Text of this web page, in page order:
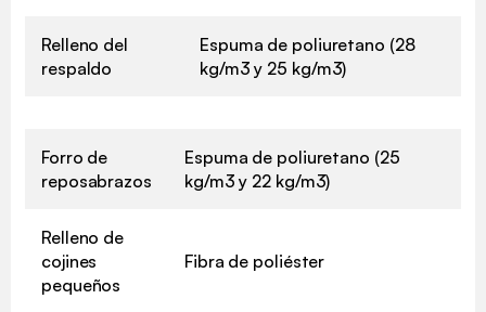
Relleno del
respaldo
Espuma de poliuretano (28
kg/m3 y 25 kg/m3)
Forro de
reposabrazos
Espuma de poliuretano (25
kg/m3 y 22 kg/m3)
Relleno de
cojines
pequeños
Fibra de poliéster